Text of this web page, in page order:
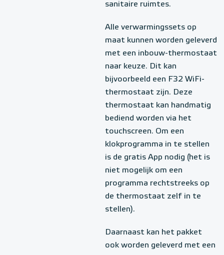
sanitaire ruimtes.
Alle verwarmingssets op
maat kunnen worden geleverd
met een inbouw-thermostaat
naar keuze. Dit kan
bijvoorbeeld een F32 WiFi-
thermostaat zijn. Deze
thermostaat kan handmatig
bediend worden via het
touchscreen. Om een
klokprogramma in te stellen
is de gratis App nodig (het is
niet mogelijk om een
programma rechtstreeks op
de thermostaat zelf in te
stellen).
Daarnaast kan het pakket
ook worden geleverd met een